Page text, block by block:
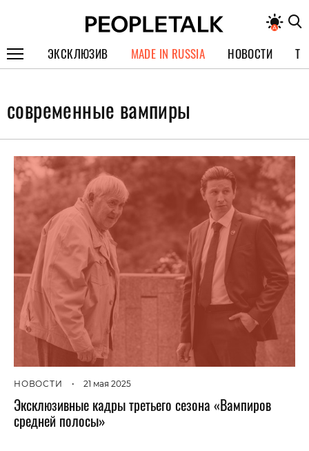
ЭКСКЛЮЗИВ
СПЕЦПРОЕКТЫ
ИНТЕРВЬЮ
ПОКОЛЕНИЕ
MADE IN RUSSIA НОВОСТИ
современные вампиры
НОВОСТИ • 21 мая 2025
Эксклюзивные кадры третьего сезона «Вампиров
средней полосы»